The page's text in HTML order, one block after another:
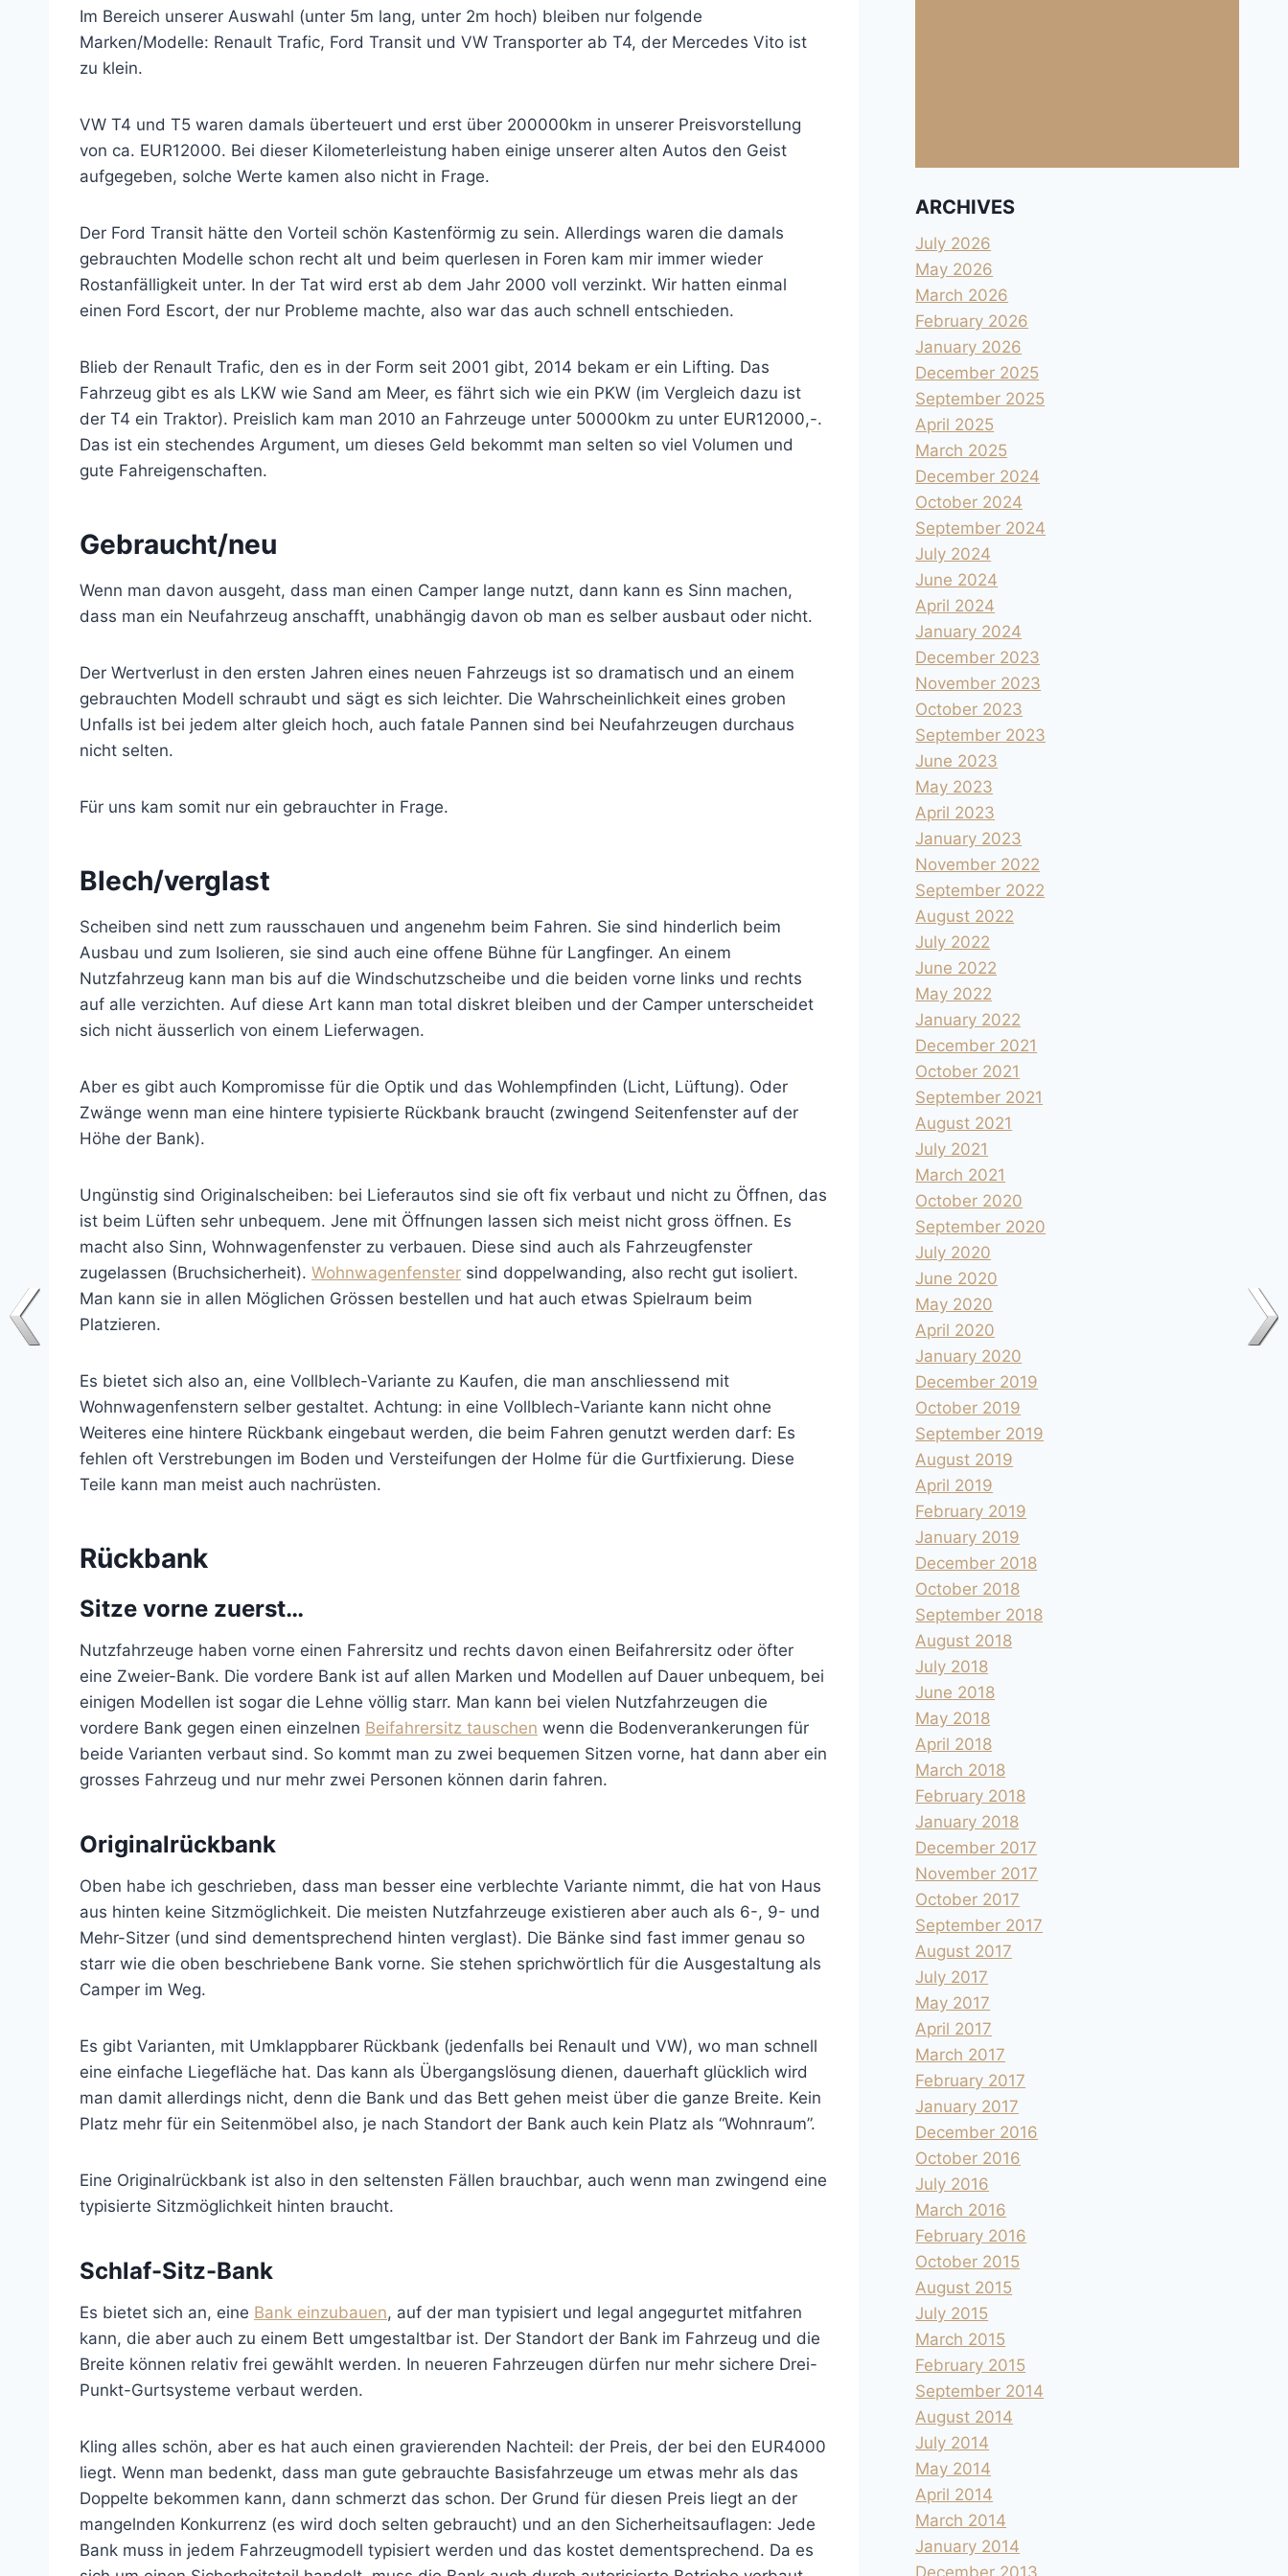
Im Bereich unserer Auswahl (unter 5m lang, unter 2m hoch) bleiben nur folgende
Marken/Modelle: Renault Trafic, Ford Transit und VW Transporter ab T4, der Mercedes Vito ist
zu klein.
VW T4 und T5 waren damals überteuert und erst über 200000km in unserer Preisvorstellung
von ca. EUR12000. Bei dieser Kilometerleistung haben einige unserer alten Autos den Geist
aufgegeben, solche Werte kamen also nicht in Frage.
Der Ford Transit hätte den Vorteil schön Kastenförmig zu sein. Allerdings waren die damals
gebrauchten Modelle schon recht alt und beim querlesen in Foren kam mir immer wieder
Rostanfälligkeit unter. In der Tat wird erst ab dem Jahr 2000 voll verzinkt. Wir hatten einmal
einen Ford Escort, der nur Probleme machte, also war das auch schnell entschieden.
Blieb der Renault Trafic, den es in der Form seit 2001 gibt, 2014 bekam er ein Lifting. Das
Fahrzeug gibt es als LKW wie Sand am Meer, es fährt sich wie ein PKW (im Vergleich dazu ist
der T4 ein Traktor). Preislich kam man 2010 an Fahrzeuge unter 50000km zu unter EUR12000,-.
Das ist ein stechendes Argument, um dieses Geld bekommt man selten so viel Volumen und
gute Fahreigenschaften.
Gebraucht/neu
Wenn man davon ausgeht, dass man einen Camper lange nutzt, dann kann es Sinn machen,
dass man ein Neufahrzeug anschafft, unabhängig davon ob man es selber ausbaut oder nicht.
Der Wertverlust in den ersten Jahren eines neuen Fahrzeugs ist so dramatisch und an einem
gebrauchten Modell schraubt und sägt es sich leichter. Die Wahrscheinlichkeit eines groben
Unfalls ist bei jedem alter gleich hoch, auch fatale Pannen sind bei Neufahrzeugen durchaus
nicht selten.
Für uns kam somit nur ein gebrauchter in Frage.
Blech/verglast
Scheiben sind nett zum rausschauen und angenehm beim Fahren. Sie sind hinderlich beim
Ausbau und zum Isolieren, sie sind auch eine offene Bühne für Langfinger. An einem
Nutzfahrzeug kann man bis auf die Windschutzscheibe und die beiden vorne links und rechts
auf alle verzichten. Auf diese Art kann man total diskret bleiben und der Camper unterscheidet
sich nicht äusserlich von einem Lieferwagen.
Aber es gibt auch Kompromisse für die Optik und das Wohlempfinden (Licht, Lüftung). Oder
Zwänge wenn man eine hintere typisierte Rückbank braucht (zwingend Seitenfenster auf der
Höhe der Bank).
Ungünstig sind Originalscheiben: bei Lieferautos sind sie oft fix verbaut und nicht zu Öffnen, das
ist beim Lüften sehr unbequem. Jene mit Öffnungen lassen sich meist nicht gross öffnen. Es
macht also Sinn, Wohnwagenfenster zu verbauen. Diese sind auch als Fahrzeugfenster
zugelassen (Bruchsicherheit). Wohnwagenfenster sind doppelwanding, also recht gut isoliert.
Man kann sie in allen Möglichen Grössen bestellen und hat auch etwas Spielraum beim
Platzieren.
Es bietet sich also an, eine Vollblech-Variante zu Kaufen, die man anschliessend mit
Wohnwagenfenstern selber gestaltet. Achtung: in eine Vollblech-Variante kann nicht ohne
Weiteres eine hintere Rückbank eingebaut werden, die beim Fahren genutzt werden darf: Es
fehlen oft Verstrebungen im Boden und Versteifungen der Holme für die Gurtfixierung. Diese
Teile kann man meist auch nachrüsten.
Rückbank
Sitze vorne zuerst…
Nutzfahrzeuge haben vorne einen Fahrersitz und rechts davon einen Beifahrersitz oder öfter
eine Zweier-Bank. Die vordere Bank ist auf allen Marken und Modellen auf Dauer unbequem, bei
einigen Modellen ist sogar die Lehne völlig starr. Man kann bei vielen Nutzfahrzeugen die
vordere Bank gegen einen einzelnen Beifahrersitz tauschen wenn die Bodenverankerungen für
beide Varianten verbaut sind. So kommt man zu zwei bequemen Sitzen vorne, hat dann aber ein
grosses Fahrzeug und nur mehr zwei Personen können darin fahren.
Originalrückbank
Oben habe ich geschrieben, dass man besser eine verblechte Variante nimmt, die hat von Haus
aus hinten keine Sitzmöglichkeit. Die meisten Nutzfahrzeuge existieren aber auch als 6-, 9- und
Mehr-Sitzer (und sind dementsprechend hinten verglast). Die Bänke sind fast immer genau so
starr wie die oben beschriebene Bank vorne. Sie stehen sprichwörtlich für die Ausgestaltung als
Camper im Weg.
Es gibt Varianten, mit Umklappbarer Rückbank (jedenfalls bei Renault und VW), wo man schnell
eine einfache Liegefläche hat. Das kann als Übergangslösung dienen, dauerhaft glücklich wird
man damit allerdings nicht, denn die Bank und das Bett gehen meist über die ganze Breite. Kein
Platz mehr für ein Seitenmöbel also, je nach Standort der Bank auch kein Platz als “Wohnraum”.
Eine Originalrückbank ist also in den seltensten Fällen brauchbar, auch wenn man zwingend eine
typisierte Sitzmöglichkeit hinten braucht.
Schlaf-Sitz-Bank
Es bietet sich an, eine Bank einzubauen, auf der man typisiert und legal angegurtet mitfahren
kann, die aber auch zu einem Bett umgestaltbar ist. Der Standort der Bank im Fahrzeug und die
Breite können relativ frei gewählt werden. In neueren Fahrzeugen dürfen nur mehr sichere Drei-
Punkt-Gurtsysteme verbaut werden.
Kling alles schön, aber es hat auch einen gravierenden Nachteil: der Preis, der bei den EUR4000
liegt. Wenn man bedenkt, dass man gute gebrauchte Basisfahrzeuge um etwas mehr als das
Doppelte bekommen kann, dann schmerzt das schon. Der Grund für diesen Preis liegt an der
mangelnden Konkurrenz (es wird doch selten gebraucht) und an den Sicherheitsauflagen: Jede
Bank muss in jedem Fahrzeugmodell typisiert werden und das kostet dementsprechend. Da es
ARCHIVES
July 2026
May 2026
March 2026
February 2026
January 2026
December 2025
September 2025
April 2025
March 2025
December 2024
October 2024
September 2024
July 2024
June 2024
April 2024
January 2024
December 2023
November 2023
October 2023
September 2023
June 2023
May 2023
April 2023
January 2023
November 2022
September 2022
August 2022
July 2022
June 2022
May 2022
January 2022
December 2021
October 2021
September 2021
August 2021
July 2021
March 2021
October 2020
September 2020
July 2020
June 2020
May 2020
April 2020
January 2020
December 2019
October 2019
September 2019
August 2019
April 2019
February 2019
January 2019
December 2018
October 2018
September 2018
August 2018
July 2018
June 2018
May 2018
April 2018
March 2018
February 2018
January 2018
December 2017
November 2017
October 2017
September 2017
August 2017
July 2017
May 2017
April 2017
March 2017
February 2017
January 2017
December 2016
October 2016
July 2016
March 2016
February 2016
October 2015
August 2015
July 2015
March 2015
February 2015
September 2014
August 2014
July 2014
May 2014
April 2014
March 2014
January 2014
December 2013